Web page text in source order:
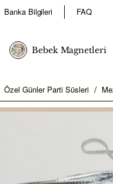
Banka Bilgileri FAQ
Bebek Magnetleri
Özel Günler Parti Süsleri